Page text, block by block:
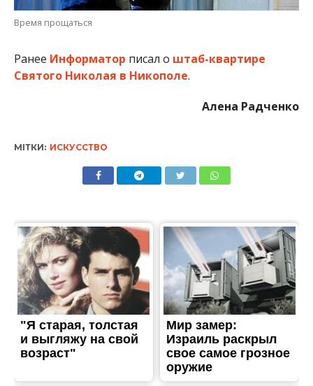
Время прощаться
Ранее Информатор писал о штаб-квартире
Святого Николая в Никополе.
Алена Радченко
МІТКИ: ИСКУССТВО